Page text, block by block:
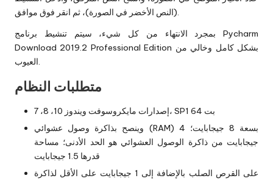
(النص الأخضر في الصورة)، ثم انقر فوق موافق.
بمجرد الانتهاء من كل شيء، سيتم تنشيط برنامج Pycharm
Download 2019.2 Professional Edition بشكل كامل وخالي من
العيوب.
متطلبات النظام
إصدارات مايكروسوفت ويندوز 10، 8، 7، SP1 64 بت
وينصح بذاكرة وصول عشوائي (RAM) بسعة 8 جيجابايت؛ 4
جيجابايت من ذاكرة الوصول العشوائي هو الحد الأدنى؛ مساحة
قدرها 1.5 جيجابايت
على القرص الصلب بالإضافة إلى 1 جيجابايت على الأقل لذاكرة